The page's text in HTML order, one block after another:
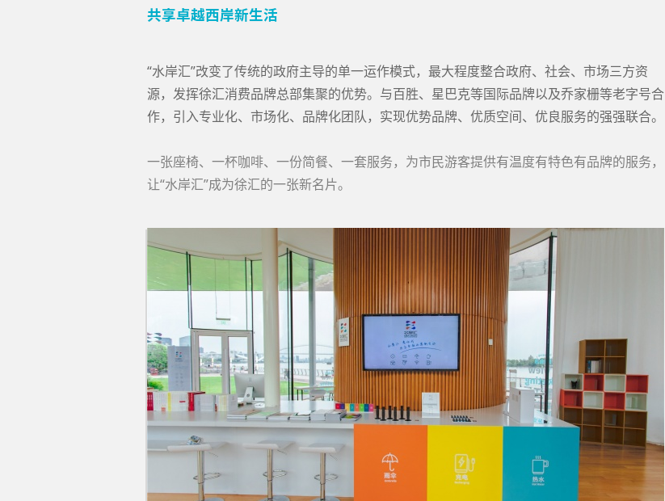
共享卓越西岸新生活
“水岸汇”改变了传统的政府主导的单一运作模式，最大程度整合政府、社会、市场三方资
源，发挥徐汇消费品牌总部集聚的优势。与百胜、星巴克等国际品牌以及乔家栅等老字号合
作，引入专业化、市场化、品牌化团队，实现优势品牌、优质空间、优良服务的强强联合。
一张座椅、一杯咖啡、 一份简餐、一套服务，为市民游客提供有温度有特色有品牌的服务，
让“水岸汇”成为徐汇的一张新名片。